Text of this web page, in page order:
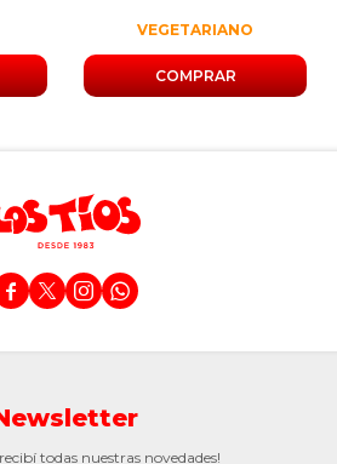
VEGETARIANO
   
todas nuestras novedades!